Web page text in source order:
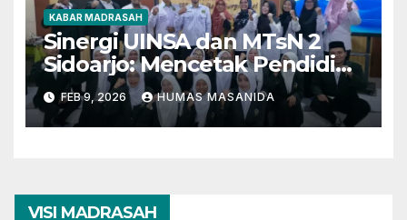
KABAR MADRASAH
Sinergi UINSA dan MTsN 2
Sidoarjo: Mencetak Pendidik
Berkarakter Menghadapi
Tantangan Zaman
FEB 9, 2026 HUMAS MASANIDA
VISI MADRASAH